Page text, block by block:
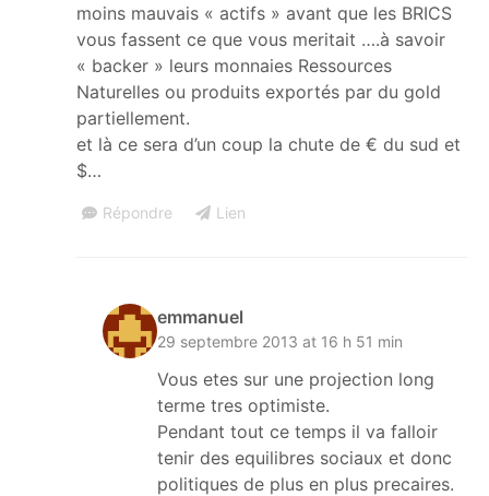
moins mauvais « actifs » avant que les BRICS
vous fassent ce que vous meritait ….à savoir
« backer » leurs monnaies Ressources
Naturelles ou produits exportés par du gold
partiellement.
et là ce sera d’un coup la chute de € du sud et
$…
Répondre Lien
emmanuel
29 septembre 2013 at 16 h 51 min
Vous etes sur une projection long
terme tres optimiste.
Pendant tout ce temps il va falloir
tenir des equilibres sociaux et donc
politiques de plus en plus precaires.